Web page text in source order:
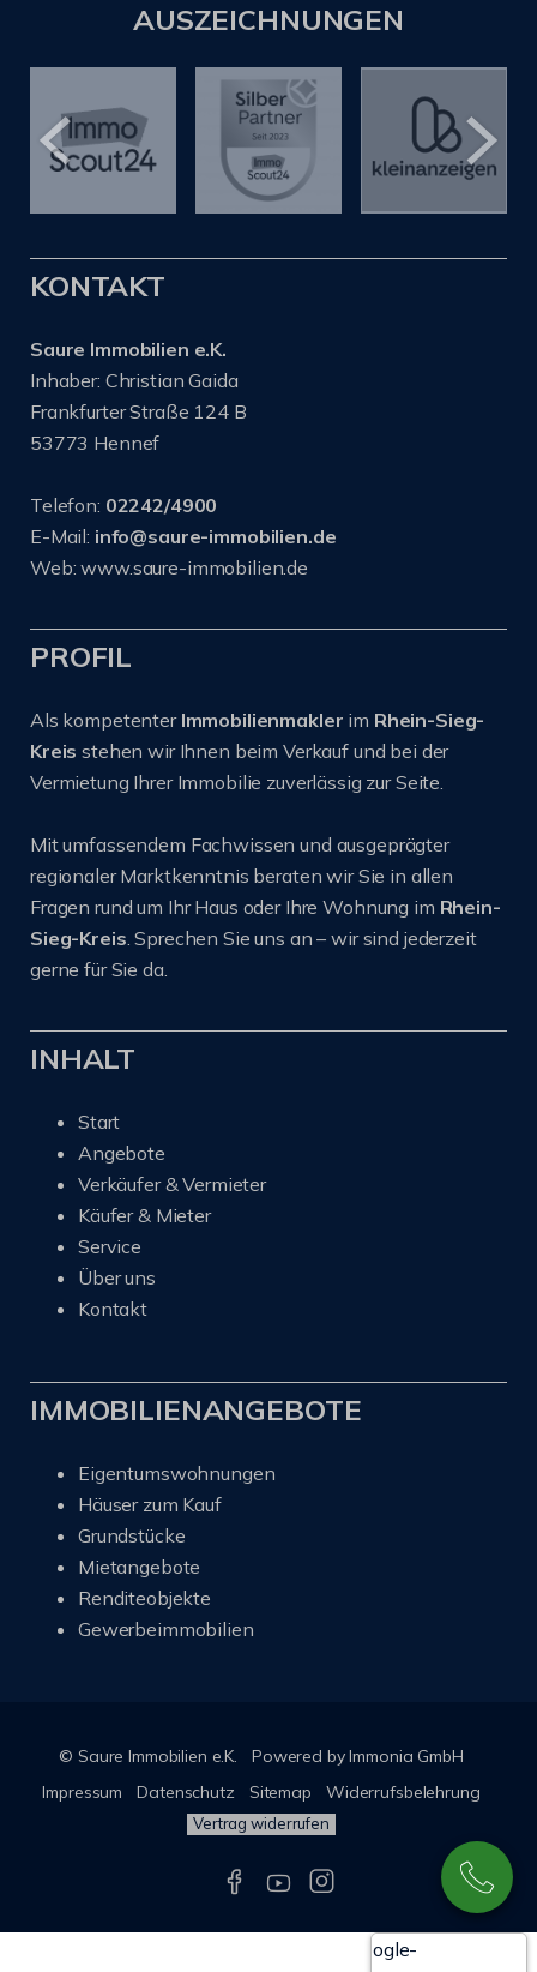
AUSZEICHNUNGEN
KONTAKT
Saure Immobilien e.K.
Inhaber: Christian Gaida
Frankfurter Straße 124 B
53773 Hennef
Telefon: 02242/4900
E-Mail: info@saure-immobilien.de
Web: www.saure-immobilien.de
PROFIL
Als kompetenter Immobilienmakler im Rhein-Sieg-
Kreisstehen wir Ihnen beim Verkauf und bei der
Vermietung Ihrer Immobilie zuverlässig zur Seite.
Mit umfassendem Fachwissen und ausgeprägter
regionaler Marktkenntnis beraten wir Sie in allen
Fragen rund um Ihr Haus oder Ihre Wohnung im Rhein-
Sieg-Kreis. Sprechen Sie uns an – wir sind jederzeit
gerne für Sie da.
INHALT
Start
Angebote
Verkäufer & Vermieter
Käufer & Mieter
Service
Über uns
Kontakt
IMMOBILIENANGEBOTE
Eigentumswohnungen
Häuser zum Kauf
Grundstücke
Mietangebote
Renditeobjekte
Gewerbeimmobilien
© Saure Immobilien e.K.
Powered by Immonia GmbH
Impressum
Datenschutz Sitemap Widerrufsbelehrung
Vertrag widerrufen
Google-